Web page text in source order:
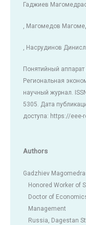
Гаджиев
, Магомедов
, Насрудинов
Понятийный
Региональная
научный журнал.
5305. Дата
доступа: https://
Authors
Gadzhiev
Honored Worker of
Doctor of
Management
Russia, Dagestan